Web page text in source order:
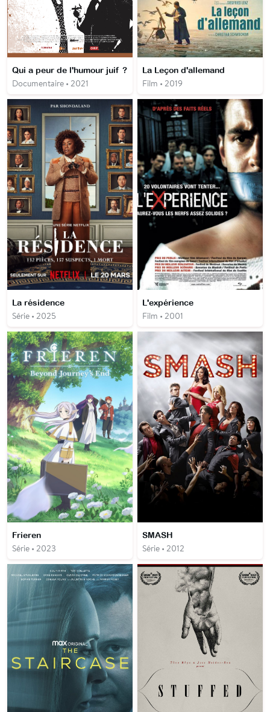
Qui a peur de l'humour juif ?
Documentaire • 2021
La Leçon d'allemand
Film • 2019
La résidence
Série • 2025
L'expérience
Film • 2001
Frieren
Série • 2023
SMASH
Série • 2012